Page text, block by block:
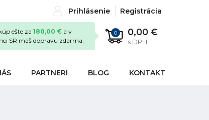
Prihlásenie Registrácia
0 0,00 €
s DPH
ešte za 180,00 € a v
SR máš dopravu zdarma.
PARTNERI BLOG KONTAKT